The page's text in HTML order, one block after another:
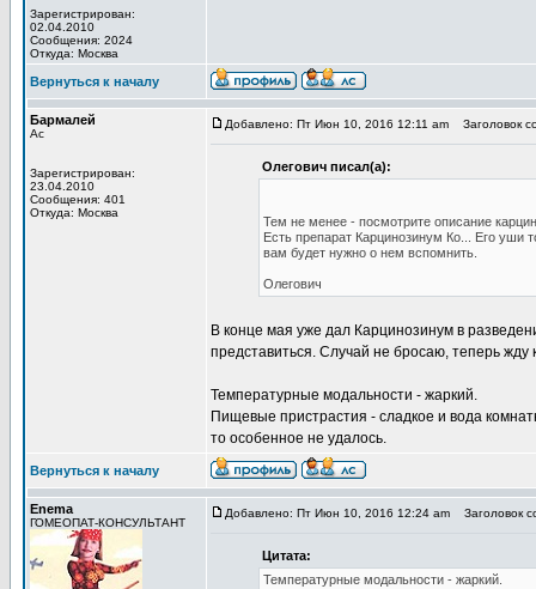
Зарегистрирован:
02.04.2010
Сообщения: 2024
Откуда: Москва
Вернуться к началу
Бармалей
Ас
Зарегистрирован:
23.04.2010
Сообщения: 401
Откуда: Москва
Добавлено: Пт Июн 10, 2016 12:11 am Заголовок
Олегович писал(а):
Тем не менее - посмотрите описание
Есть препарат Карцинозинум Ко... Его уши
вам будет нужно о нем вспомнить.
Олегович
В конце мая уже дал Карцинозинум в
представиться. Случай не бросаю, теперь жду
Температурные модальности - жаркий.
Пищевые пристрастия - сладкое и вода
то особенное не удалось.
Вернуться к началу
Enema
ГОМЕОПАТ-КОНСУЛЬТАНТ
Добавлено: Пт Июн 10, 2016 12:24 am Заголовок
Цитата:
Температурные модальности - жаркий.